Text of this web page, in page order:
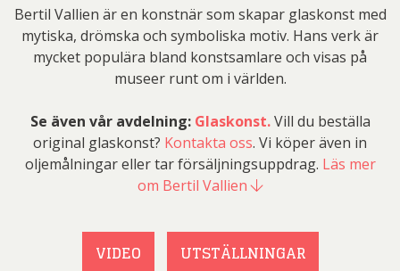
Bertil Vallien är en konstnär som skapar glaskonst med
mytiska, drömska och symboliska motiv. Hans verk är
mycket populära bland konstsamlare och visas på
museer runt om i världen.
Se även vår avdelning: Glaskonst.Vill du beställa
original glaskonst? Kontakta oss. Vi köper även in
oljemålningar eller tar försäljningsuppdrag. Läs mer
om Bertil Vallien
VIDEO UTSTÄLLNINGAR